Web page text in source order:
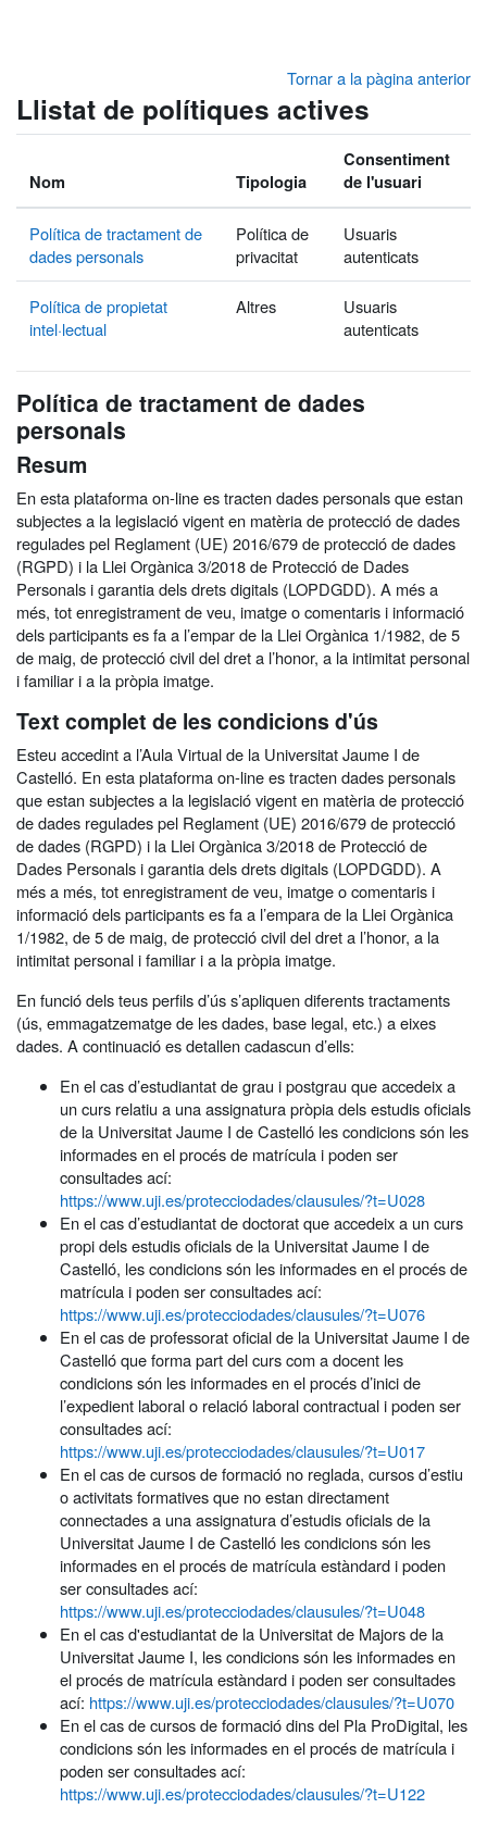
Tornar a la pàgina anterior
Llistat de polítiques actives
Nom Tipologia
Consentiment
de l'usuari
Política de tractament de
dades personals
Política de
privacitat
Usuaris
autenticats
Política de propietat
intel·lectual
Altres
Usuaris
autenticats
Política de tractament de dades
personals
Resum
En esta plataforma on-line es tracten dades personals que estan
subjectes a la legislació vigent en matèria de protecció de dades
regulades pel Reglament (UE) 2016/679 de protecció de dades
(RGPD) i la Llei Orgànica 3/2018 de Protecció de Dades
Personals i garantia dels drets digitals (LOPDGDD). A més a
més, tot enregistrament de veu, imatge o comentaris i informació
dels participants es fa a l’empar de la Llei Orgànica 1/1982, de 5
de maig, de protecció civil del dret a l’honor, a la intimitat personal
i familiar i a la pròpia imatge.
Text complet de les condicions d'ús
Esteu accedint a l’Aula Virtual de la Universitat Jaume I de
Castelló. En esta plataforma on-line es tracten dades personals
que estan subjectes a la legislació vigent en matèria de protecció
de dades regulades pel Reglament (UE) 2016/679 de protecció
de dades (RGPD) i la Llei Orgànica 3/2018 de Protecció de
Dades Personals i garantia dels drets digitals (LOPDGDD). A
més a més, tot enregistrament de veu, imatge o comentaris i
informació dels participants es fa a l’empara de la Llei Orgànica
1/1982, de 5 de maig, de protecció civil del dret a l’honor, a la
intimitat personal i familiar i a la pròpia imatge.
En funció dels teus perfils d’ús s’apliquen diferents tractaments
(ús, emmagatzematge de les dades, base legal, etc.) a eixes
dades. A continuació es detallen cadascun d’ells:
En el cas d’estudiantat de grau i postgrau que accedeix a
un curs relatiu a una assignatura pròpia dels estudis oficials
de la Universitat Jaume I de Castelló les condicions són les
informades en el procés de matrícula i poden ser
consultades ací:
https://www.uji.es/protecciodades/clausules/?t=U028
En el cas d’estudiantat de doctorat que accedeix a un curs
propi dels estudis oficials de la Universitat Jaume I de
Castelló, les condicions són les informades en el procés de
matrícula i poden ser consultades ací:
https://www.uji.es/protecciodades/clausules/?t=U076
En el cas de professorat oficial de la Universitat Jaume I de
Castelló que forma part del curs com a docent les
condicions són les informades en el procés d’inici de
l’expedient laboral o relació laboral contractual i poden ser
consultades ací:
https://www.uji.es/protecciodades/clausules/?t=U017
En el cas de cursos de formació no reglada, cursos d’estiu
o activitats formatives que no estan directament
connectades a una assignatura d’estudis oficials de la
Universitat Jaume I de Castelló les condicions són les
informades en el procés de matrícula estàndard i poden
ser consultades ací:
https://www.uji.es/protecciodades/clausules/?t=U048
En el cas d'estudiantat de la Universitat de Majors de la
Universitat Jaume I, les condicions són les informades en
el procés de matrícula estàndard i poden ser consultades
ací: https://www.uji.es/protecciodades/clausules/?t=U070
En el cas de cursos de formació dins del Pla ProDigital, les
condicions són les informades en el procés de matrícula i
poden ser consultades ací:
https://www.uji.es/protecciodades/clausules/?t=U122